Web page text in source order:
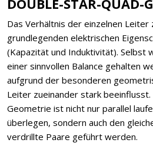
DOUBLE-STAR-QUAD-
Das Verhältnis der einzelnen
grundlegenden elektrischen
(Kapazität und Induktivität). Selbst
einer sinnvollen Balance gehalten
aufgrund der besonderen
Leiter zueinander stark beeinflusst.
Geometrie ist nicht nur parallel
überlegen, sondern auch den
verdrillte Paare geführt werden.